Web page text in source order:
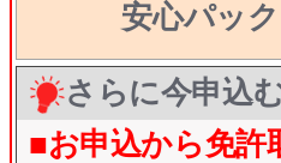
安心パック
さらに今申込
■お申込から免許